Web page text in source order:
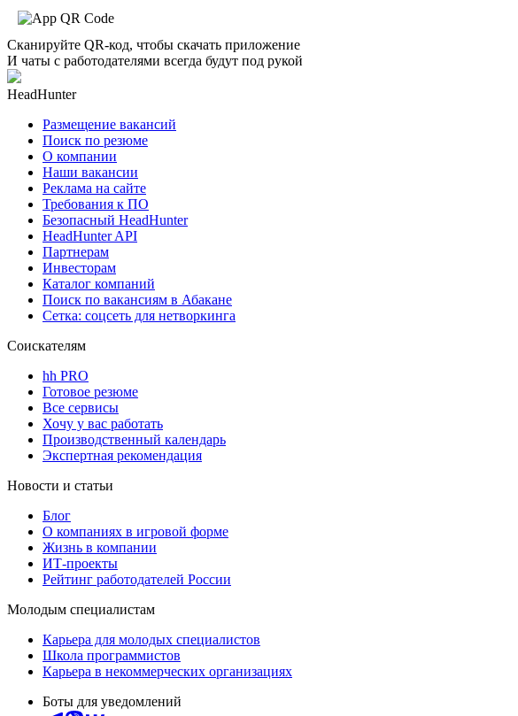
Сканируйте QR-код, чтобы скачать приложение
И чаты с работодателями всегда будут под рукой
HeadHunter
Размещение вакансий
Поиск по резюме
О компании
Наши вакансии
Реклама на сайте
Требования к ПО
Безопасный HeadHunter
HeadHunter API
Партнерам
Инвесторам
Каталог компаний
Поиск по вакансиям в Абакане
Сетка: соцсеть для нетворкинга
Соискателям
hh PRO
Готовое резюме
Все сервисы
Хочу у вас работать
Производственный календарь
Экспертная рекомендация
Новости и статьи
Блог
О компаниях в игровой форме
Жизнь в компании
ИТ-проекты
Рейтинг работодателей России
Молодым специалистам
Карьера для молодых специалистов
Школа программистов
Карьера в некоммерческих организациях
Боты для уведомлений